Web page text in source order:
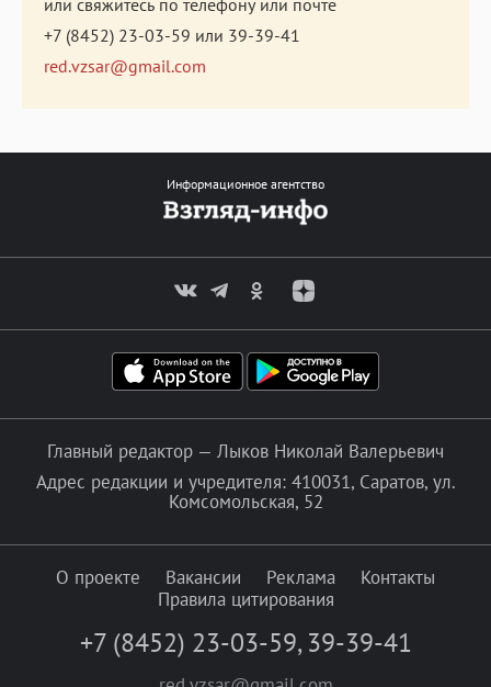
+7 (8452) 23-03-59 или 39-39-41
red.vzsar@gmail.com
Информационное агентство
Главный редактор — Лыков Николай Валерьевич
Адрес редакции и учредителя: 410031, Саратов, ул.
Комсомольская, 52
О проекте Вакансии Реклама
Контакты
Правила цитирования
+7 (8452) 23-03-59, 39-39-41